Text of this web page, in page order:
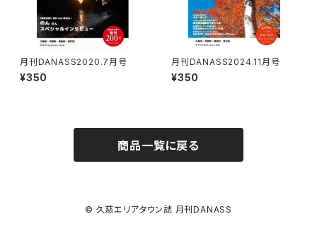
月刊DANASS2020.7月号
¥350
月刊DANASS2024.11月号
¥350
商品一覧に戻る
© 久慈エリアタウン誌 月刊DANASS